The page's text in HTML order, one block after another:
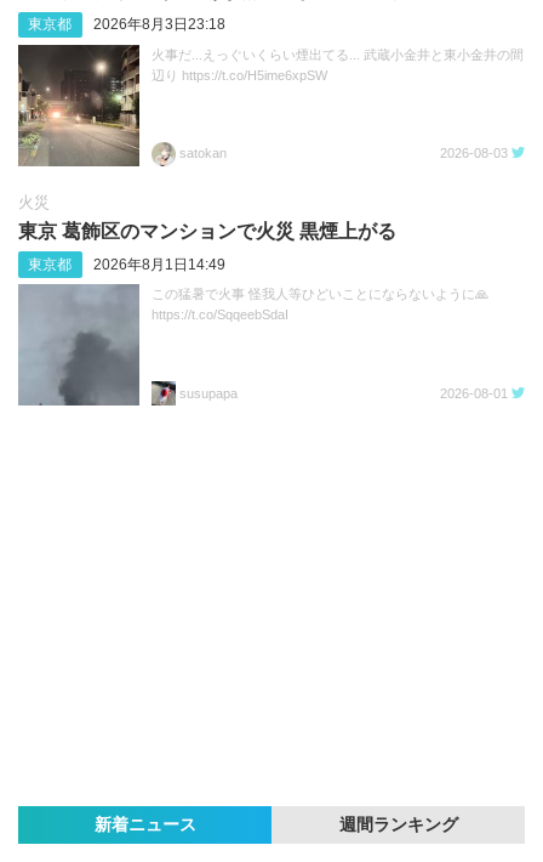
東京都 2026年8月3日23:18
火事だ...えっぐいくらい煙出てる... 武蔵小金井と東小金井の間
辺り https://t.co/H5ime6xpSW
satokan 2026-08-03
火災
東京 葛飾区のマンションで火災 黒煙上がる
東京都 2026年8月1日14:49
この猛暑で火事 怪我人等ひどいことにならないように🙏
https://t.co/SqqeebSdaI
susupapa 2026-08-01
新着ニュース 週間ランキング